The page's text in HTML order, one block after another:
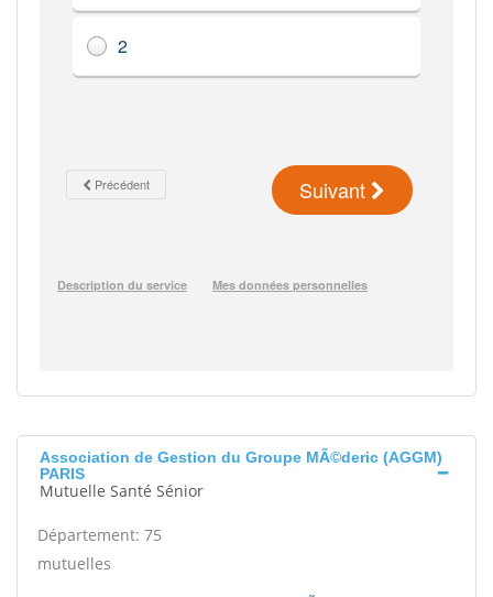
Association de Gestion du Groupe MÃ©deric (AGGM)
PARIS
Mutuelle Santé Sénior
Département: 75
mutuelles